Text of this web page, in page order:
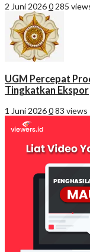
2 Juni 20260 285
UGM Percepat
Tingkatkan Ekspor
1 Juni 2026083 views